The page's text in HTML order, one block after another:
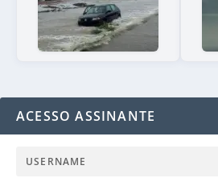
ACESSO ASSINANTE